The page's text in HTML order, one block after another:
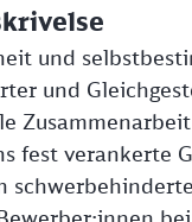
und
und
fest verankerte